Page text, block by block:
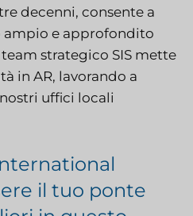
decenni, consente a
ampio e approfondito
strategico SIS mette
in AR, lavorando a
uffici locali
il tuo ponte